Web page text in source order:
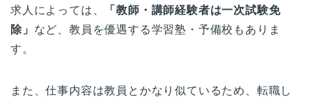
求人によっては、
「教師・講師経験者は一次試験免
除」 など、教員を優遇する学習塾・予備校もありま
す。
また、仕事内容は教員とかなり似ているため、転職し